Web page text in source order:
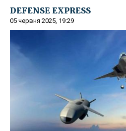
DEFENSE EXPRESS
05 червня 2025, 19:29